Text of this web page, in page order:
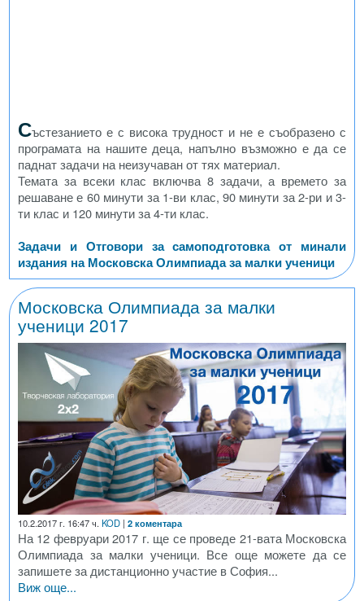
Състезанието е с висока трудност и не е съобразено с
програмата на нашите деца, напълно възможно е да се
паднат задачи на неизучаван от тях материал.
Темата за всеки клас включва 8 задачи, а времето за
решаване е 60 минути за 1-ви клас, 90 минути за 2-ри и 3-
ти клас и 120 минути за 4-ти клас.
Задачи и Отговори за самоподготовка от минали
издания на Московска Олимпиада за малки ученици
Московска Олимпиада за малки
ученици 2017
10.2.2017 г. 16:47 ч. KOD | 2 коментара
На 12 февруари 2017 г. ще се проведе 21-вата Московска
Олимпиада за малки ученици. Все още можете да се
запишете за дистанционно участие в София...
Виж още...